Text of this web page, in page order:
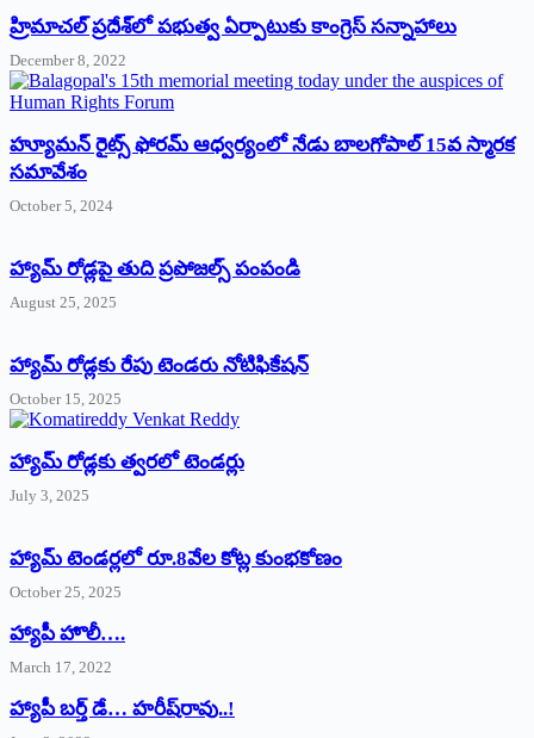
‌హ్రిమాచల్‌ ‌ప్రదేశ్‌లో పభుత్వ ఏర్పాటుకు కాంగ్రెస్‌ ‌సన్నాహాలు
December 8, 2022
హ్యూమన్‌ రైట్స్‌ ఫోరమ్‌ ఆధ్వర్యంలో నేడు బాలగోపాల్‌ 15వ స్మారక
సమావేశం
October 5, 2024
హ్యామ్‌ రోడ్లపై తుది ప్రపోజల్స్‌ పంపండి
August 25, 2025
హ్యామ్‌ రోడ్లకు రేపు టెండరు నోటిఫికేషన్‌
October 15, 2025
హ్యామ్‌ రోడ్లకు త్వరలో టెండర్లు
July 3, 2025
హ్యామ్‌ ‌టెండర్లలో రూ.8వేల కోట్ల కుంభకోణం
October 25, 2025
హ్యాపీ హొలీ….
March 17, 2022
హ్యాపీ బర్త్ ‌డే… హరీష్‌రావు..!